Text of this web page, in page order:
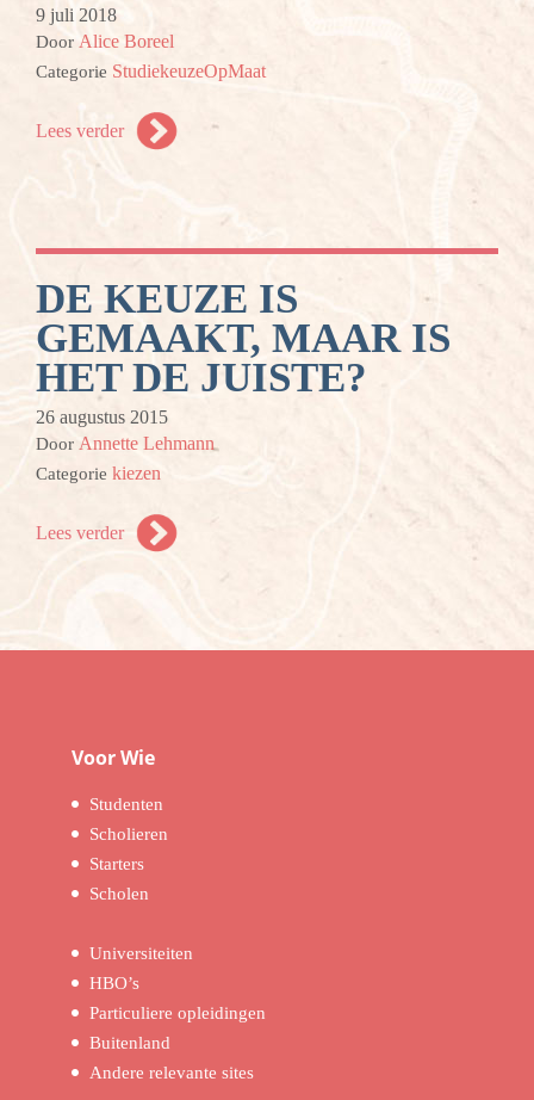
9 juli 2018
Door Alice Boreel
Categorie StudiekeuzeOpMaat
Lees verder
DE KEUZE IS
GEMAAKT, MAAR IS
HET DE JUISTE?
26 augustus 2015
Door Annette Lehmann
Categorie kiezen
Lees verder
Voor Wie
Studenten
Scholieren
Starters
Scholen
Universiteiten
HBO’s
Particuliere opleidingen
Buitenland
Andere relevante sites